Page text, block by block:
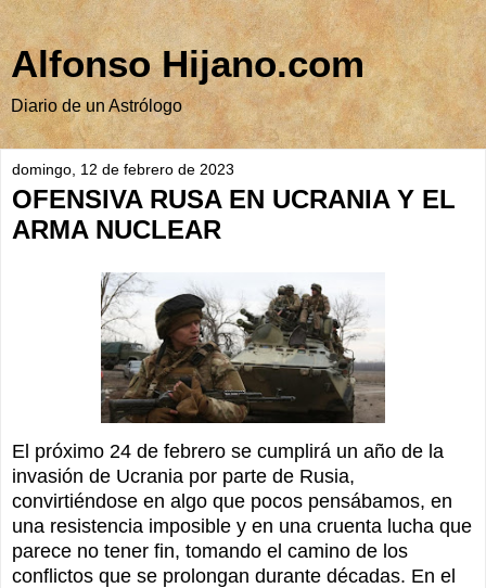
Alfonso Hijano.com
Diario de un Astrólogo
domingo, 12 de febrero de 2023
OFENSIVA RUSA EN UCRANIA Y EL
ARMA NUCLEAR
El próximo 24 de febrero se cumplirá un año de la
invasión de Ucrania por parte de Rusia,
convirtiéndose en algo que pocos pensábamos, en
una resistencia imposible y en una cruenta lucha que
parece no tener fin, tomando el camino de los
conflictos que se prolongan durante décadas. En el